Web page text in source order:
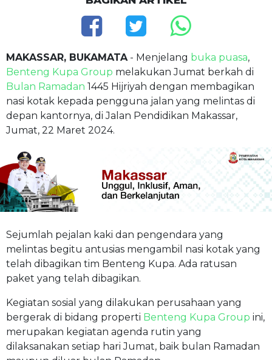
MAKASSAR, BUKAMATA - Menjelang buka puasa,
Benteng Kupa Group melakukan Jumat berkah di
Bulan Ramadan 1445 Hijriyah dengan membagikan
nasi kotak kepada pengguna jalan yang melintas di
depan kantornya, di Jalan Pendidikan Makassar,
Jumat, 22 Maret 2024.
Sejumlah pejalan kaki dan pengendara yang
melintas begitu antusias mengambil nasi kotak yang
telah dibagikan tim Benteng Kupa. Ada ratusan
paket yang telah dibagikan.
Kegiatan sosial yang dilakukan perusahaan yang
bergerak di bidang properti Benteng Kupa Group ini,
merupakan kegiatan agenda rutin yang
dilaksanakan setiap hari Jumat, baik bulan Ramadan